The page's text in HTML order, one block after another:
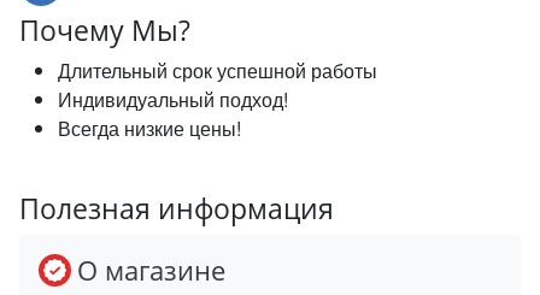
Почему Мы?
Длительный срок успешной работы
Индивидуальный подход!
Всегда низкие цены!
Полезная информация
О магазине